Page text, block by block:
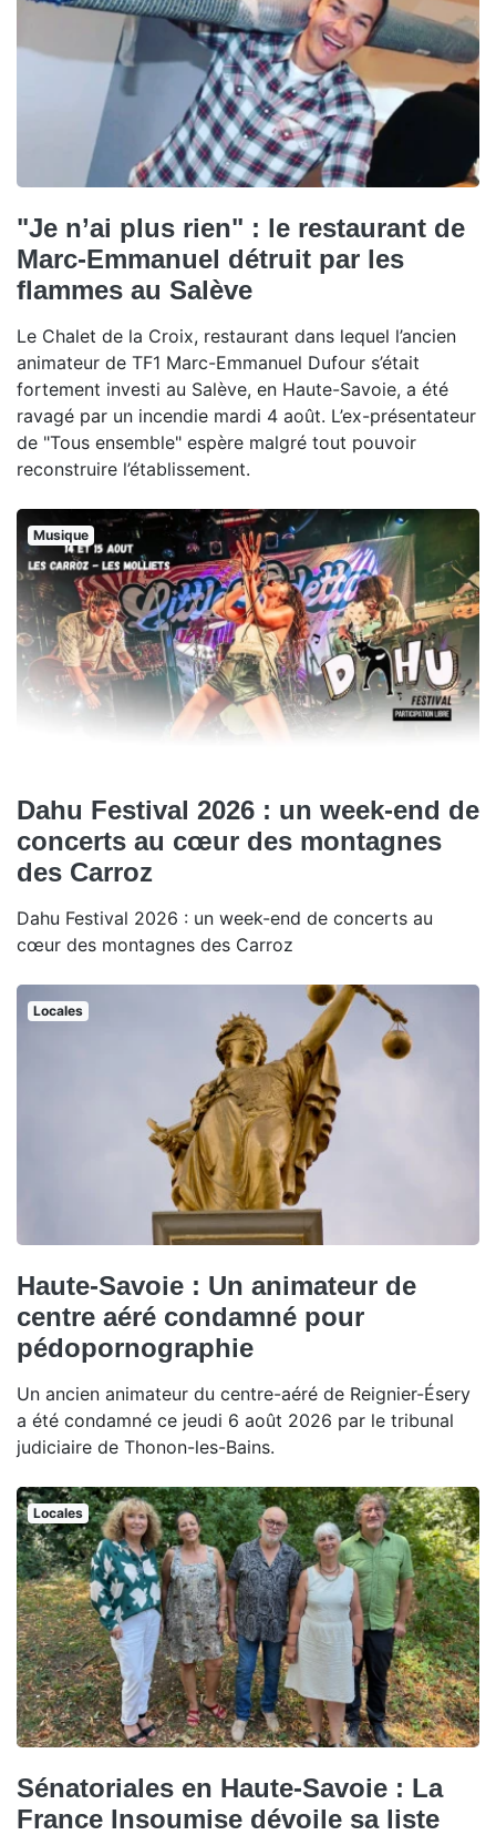
"Je n’ai plus rien" : le restaurant de
Marc-Emmanuel détruit par les
flammes au Salève
Le Chalet de la Croix, restaurant dans lequel l’ancien
animateur de TF1 Marc-Emmanuel Dufour s’était
fortement investi au Salève, en Haute-Savoie, a été
ravagé par un incendie mardi 4 août. L’ex-présentateur
de "Tous ensemble" espère malgré tout pouvoir
reconstruire l’établissement.
Musique
Dahu Festival 2026 : un week-end de
concerts au cœur des montagnes
des Carroz
Dahu Festival 2026 : un week-end de concerts au
cœur des montagnes des Carroz
Locales
Haute-Savoie : Un animateur de
centre aéré condamné pour
pédopornographie
Un ancien animateur du centre-aéré de Reignier-Ésery
a été condamné ce jeudi 6 août 2026 par le tribunal
judiciaire de Thonon-les-Bains.
Locales
Sénatoriales en Haute-Savoie : La
France Insoumise dévoile sa liste